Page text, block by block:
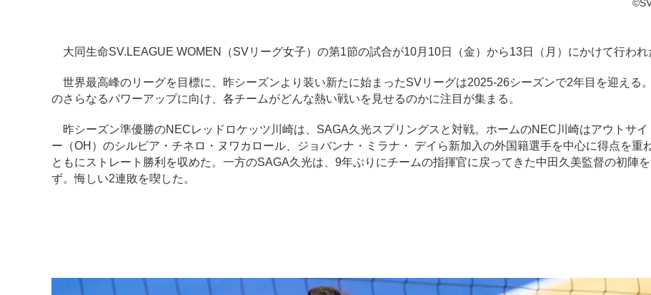
大同生命SV.LEAGUE WOMEN（SVリーグ女子）の第1節の試合が10月10日（金）から13日（月）にかけて行われ
世界最高峰のリーグを目標に、昨シーズンより装い新たに始まったSVリーグは2025-26シーズンで2年目を迎える
のさらなるパワーアップに向け、各チームがどんな熱い戦いを見せるのかに注目が集まる。
昨シーズン準優勝のNECレッドロケッツ川崎は、SAGA久光スプリングスと対戦。ホームのNEC川崎はアウトサイ
ー（OH）のシルビア・チネロ・ヌワカロール、ジョバンナ・ミラナ・ デイら新加入の外国籍選手を中心に得点を重
ともにストレート勝利を収めた。一方のSAGA久光は、9年ぶりにチームの指揮官に戻ってきた中田久美監督の初陣
ず。悔しい2連敗を喫した。